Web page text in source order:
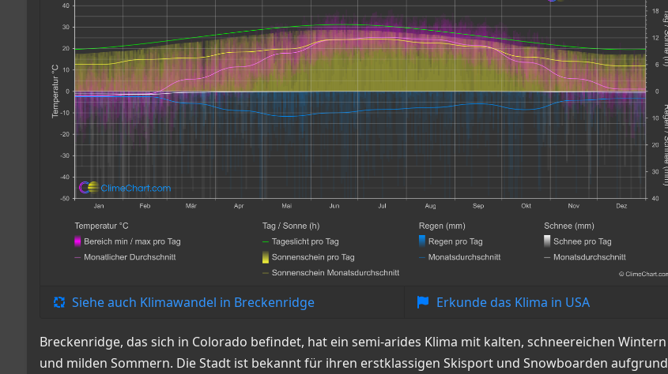
Siehe auch Klimawandel in Breckenridge Erkunde das Klima in USA
Breckenridge, das sich in Colorado befindet, hat ein semi-arides Klima mit kalten, schneereichen Wintern
und milden Sommern. Die Stadt ist bekannt für ihren erstklassigen Skisport und Snowboarden aufgrund